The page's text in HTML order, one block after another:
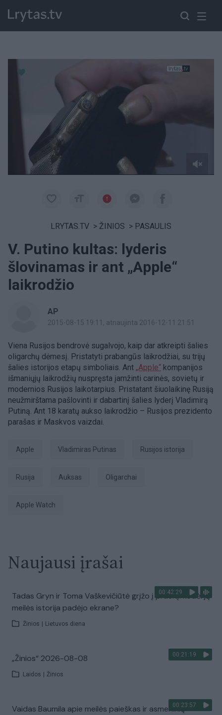
LRYTAS.TV > ŽINIOS > PASAULIS
V. Putino kultas: lyderis
šlovinamas ir ant „Apple“
laikrodžio
AP
2015-08-15 19:11 , atnaujinta 2016-12-11 21:51
Viena Rusijos bendrovė sugalvojo, kaip dar atkreipti šalies
oligarchų dėmesį. Pristatyti prabangūs laikrodžiai, su trijų
šalies istorijos etapų simboliais. Ant „Apple“ kompanijos
išmaniųjų laikrodžių nuspręsta įamžinti carinės, sovietų ir
modernios Rusijos laikotarpius. Pristatant šiuolaikinę Rusiją
neužmirštama pašlovinti ir dabartinį šalies lyderį Vladimirą
Putiną. Ant 18 karatų aukso laikrodžio – Rusijos prezidento
parašas ir Maskvos vaizdai.
Apple Vladimiras Putinas Rusijos istorija
Rusija Auksas oligarchai
Apple Watch
Naujausi įrašai
00:42:29
Tadas Gryn ir Toma Vaškevičiūtė grįžo į praeitį: kodėl jų
meilės istorija padėjo ekrane?
Žinios Lietuvos diena
00:21:19
„Žinios“ 2026-08-08
Laidos Žinios
00:23:57
Vaidas Baumila apie meilės paieškas ir asmeninių